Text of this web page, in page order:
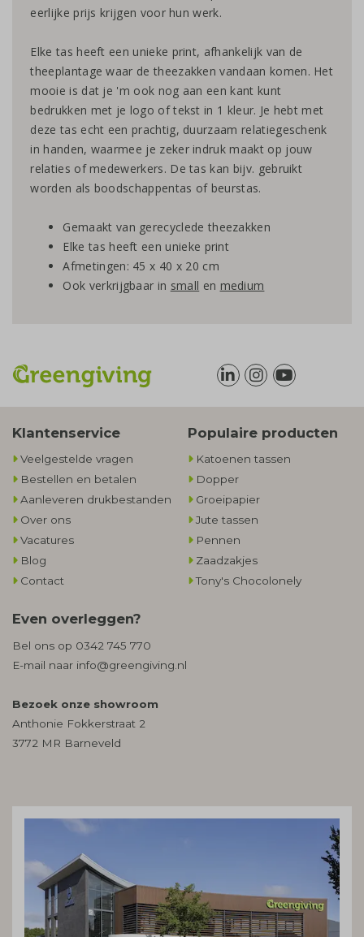
eerlijke prijs krijgen voor hun werk.
Elke tas heeft een unieke print, afhankelijk van de
theeplantage waar de theezakken vandaan komen. Het
mooie is dat je 'm ook nog aan een kant kunt
bedrukken met je logo of tekst in 1 kleur. Je hebt met
deze tas echt een prachtig, duurzaam relatiegeschenk
in handen, waarmee je zeker indruk maakt op jouw
relaties of medewerkers. De tas kan bijv. gebruikt
worden als boodschappentas of beurstas.
Gemaakt van gerecyclede theezakken
Elke tas heeft een unieke print
Afmetingen: 45 x 40 x 20 cm
Ook verkrijgbaar in small en medium
Klantenservice
Veelgestelde vragen
Bestellen en betalen
Aanleveren drukbestanden
Over ons
Vacatures
Blog
Contact
Populaire producten
Katoenen tassen
Dopper
Groeipapier
Jute tassen
Pennen
Zaadzakjes
Tony's Chocolonely
Even overleggen?
Bel ons op 0342 745 770
E-mail naar info@greengiving.nl
Bezoek onze showroom
Anthonie Fokkerstraat 2
3772 MR Barneveld